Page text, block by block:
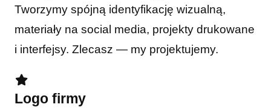
Tworzymy spójną identyfikację wizualną,
materiały na social media, projekty drukowane
i interfejsy. Zlecasz — my projektujemy.
Logo firmy